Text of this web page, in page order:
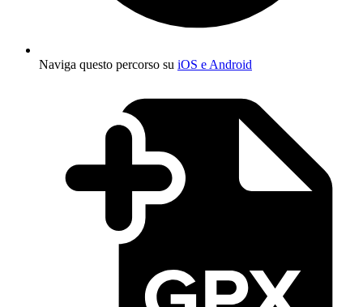
Naviga questo percorso su iOS e Android